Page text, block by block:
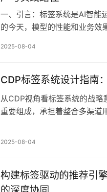
一、引言：标签系统是AI智能
的今天，模型的性能和业务效
由此，标签…
2025-08-04
CDP标签系统设计指南
从CDP视角看标签系统的战
重要组成，承担着整合多渠道
2025-08-04
构建标签驱动的推荐引